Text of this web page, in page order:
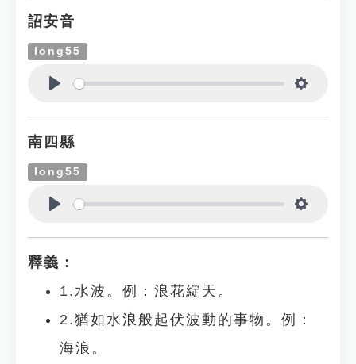
詔安音
long55
南四縣
long55
釋義：
1.水波。例：浪花綻天。
2.猶如水浪般起伏波動的事物。例：
海浪。